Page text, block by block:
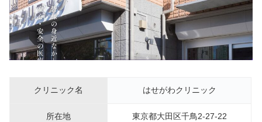
クリニック名 はせがわクリニック
所在地 東京都大田区千鳥2-27-22